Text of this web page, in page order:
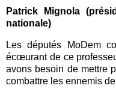
Patrick Mignola
nationale)
Lesdéputés MoDem
écœurant de ce
avons besoin de mettre
combattre les ennemis